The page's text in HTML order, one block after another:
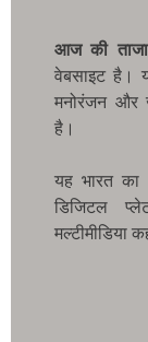
आज की
वेबसाइट है।
मनोरंजन और
है।
यह भारत का
डिजिटल
मल्टीमीडिया